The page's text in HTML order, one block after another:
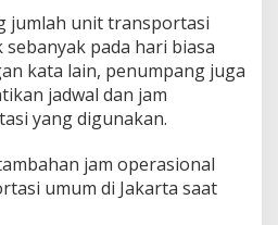
jumlah unit transportasi
pada hari biasa
kata lain, penumpang juga
jadwal dan jam
yang digunakan.
jam operasional
umum di Jakarta saat